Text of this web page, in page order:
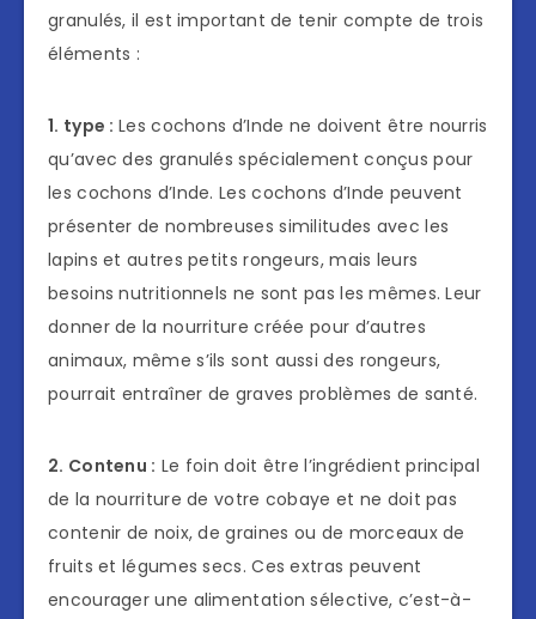
granulés, il est important de tenir compte de trois
éléments :
1. type : Les cochons d’Inde ne doivent être nourris
qu’avec des granulés spécialement conçus pour
les cochons d’Inde. Les cochons d’Inde peuvent
présenter de nombreuses similitudes avec les
lapins et autres petits rongeurs, mais leurs
besoins nutritionnels ne sont pas les mêmes. Leur
donner de la nourriture créée pour d’autres
animaux, même s’ils sont aussi des rongeurs,
pourrait entraîner de graves problèmes de santé.
2. Contenu : Le foin doit être l’ingrédient principal
de la nourriture de votre cobaye et ne doit pas
contenir de noix, de graines ou de morceaux de
fruits et légumes secs. Ces extras peuvent
encourager une alimentation sélective, c’est-à-